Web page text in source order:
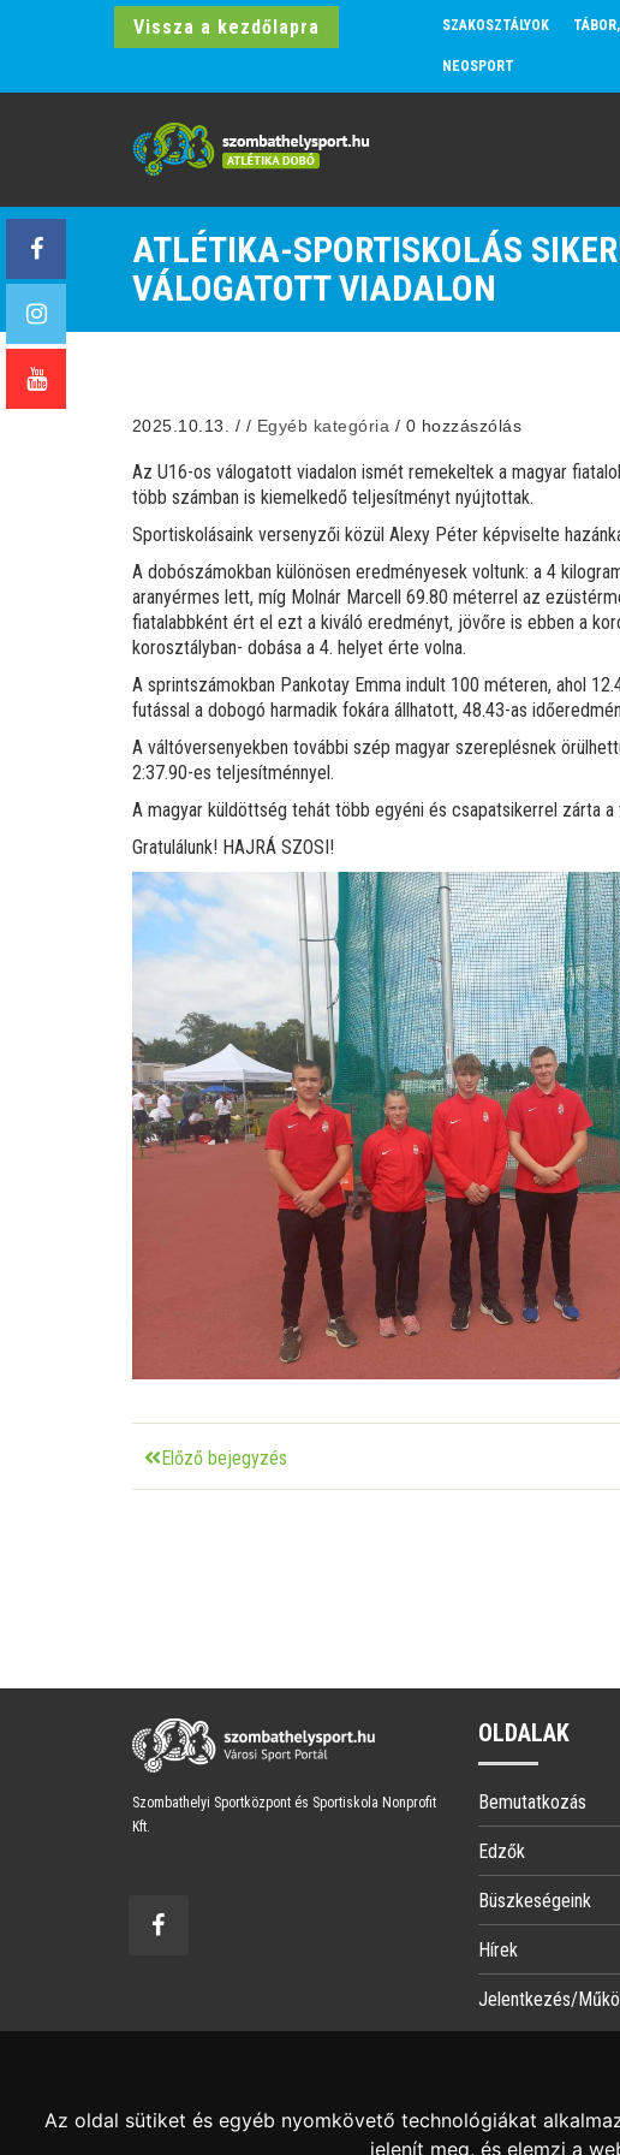
Az oldal sütiket és egyéb nyomkövető technológiákat
jelenít meg, és elemzi a
Vissza a kezdőlapra SZAKOSZTÁLYOK
NEOSPORT
ATLÉTIKA-SPORTISKOLÁS
VÁLOGATOTT VIADALON
2025.10.13. / / Egyéb kategória / 0 hozzászólás
Az U16-os válogatott viadalon ismét remekeltek a magyar
több számban is kiemelkedő teljesítményt nyújtottak.
Sportiskolásaink versenyzői közül Alexy Péter képviselte
A dobószámokban különösen eredményesek voltunk: a 4
aranyérmes lett, míg Molnár Marcell 69.80 méterrel az
fiatalabbként ért el ezt a kiváló eredményt, jövőre is ebben a
korosztályban- dobása a 4. helyet érte volna.
A sprintszámokban Pankotay Emma indult 100 méteren, ahol
futással a dobogó harmadik fokára állhatott, 48.43-as
A váltóversenyekben további szép magyar szereplésnek
2:37.90-es teljesítménnyel.
A magyar küldöttség tehát több egyéni és csapatsikerrel zárta
Gratulálunk! HAJRÁ SZOSI!
Előző bejegyzés
Szombathelyi Sportközpont és Sportiskola Nonprofit
Kft.
OLDALAK
Bemutatkozás
Edzők
Büszkeségeink
Hírek
Jelentkezés/